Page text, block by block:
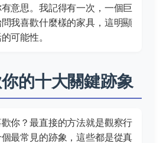
意思。我記得有一次，一個巨
我喜歡什麼樣的家具，這明顯
可能性。
的十大關鍵跡象
你？最直接的方法就是觀察行
最常見的跡象，這些都是從真